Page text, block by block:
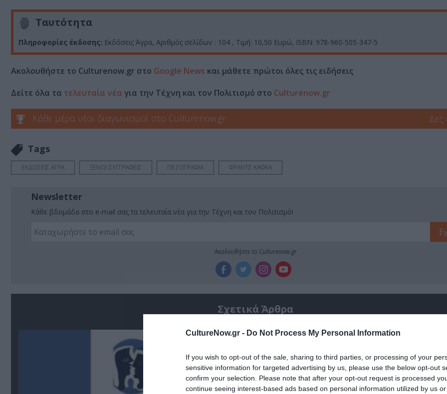
CultureNow.gr - Do Not Process My Personal Information
If you wish to opt-out of the sale, sharing to third parties, or processing of your
sensitive information for targeted advertising by us, please use the below opt-out
confirm your selection. Please note that after your opt-out request is processed
continue seeing interest-based ads based on personal information utilized by us
Ταυτότητα
Πληροφορίες έκδοσης: Εκδόσεις Άγρα, Αριθμός σελίδων : 104 , Τιμή: 10,50 Ευρώ, ISBN: 978-960-505-347-5
Ακολουθήστε το Culturenow.gr στο Google News και μάθετε πρώτοι όλες τις ειδήσεις
Δείτε όλα τα τελευταία νέα για την Τέχνη και τον Πολιτισμό στο Culturenow.gr
Κάθε μέρα νέοι διαγωνισμοί στο Culturenow.gr Δες
Tags
ΕΚΔΟΣΕΙΣ ΑΓΡΑ ΞΕΝΟΙ ΣΥΓΓΡΑΦΕΙΣ ΠΕΖΟΓΡΑΦΙΑ ΦΡΑΝΤΣ ΚΑΦΚΑ
Newsletter
Κάθε βδομάδα στο e-mail σας τα τελευταία νέα για την Τέχνη και τον Πολιτισμό!
Ακολουθήστε το Culturenow.gr
Σχετικά Άρθρα